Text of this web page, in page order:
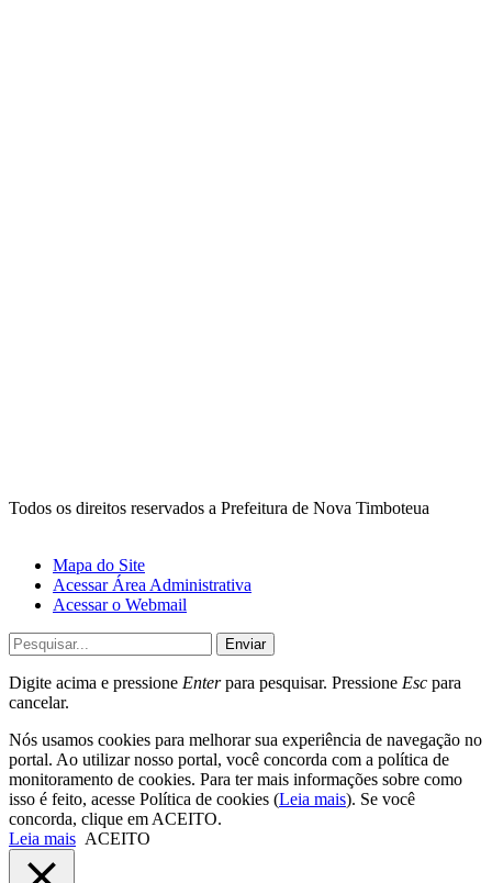
Todos os direitos reservados a Prefeitura de Nova Timboteua
Mapa do Site
Acessar Área Administrativa
Acessar o Webmail
Enviar
Digite acima e pressione Enterpara pesquisar. Pressione Esc para
cancelar.
Nós usamos cookies para melhorar sua experiência de navegação no
portal. Ao utilizar nosso portal, você concorda com a política de
monitoramento de cookies. Para ter mais informações sobre como
isso é feito, acesse Política de cookies (Leia mais). Se você
concorda, clique em ACEITO.
Leia mais ACEITO